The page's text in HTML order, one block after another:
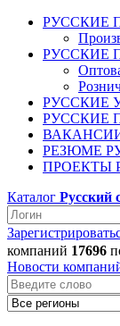
РУССКИЕ
РУССКИЕ
РУССКИЕ
РУССКИЕ
РЕЗЮМЕ
ПРОЕКТЫ
Каталог Русский
компаний 17696
Новости